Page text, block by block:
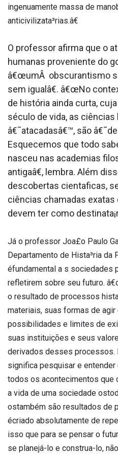
ingenuamente massa de
anticivilizata³rias.â€
O professor afirma que o
humanas proveniente do
â€œumÂ obscurantismo
sem igualâ€. â€œNo
de história ainda curta,
século de vida, as ciências
â€˜atacadasâ€™, são
Esquecemos que todo
nasceu nas academias
antigaâ€, lembra. Além
descobertas cienta­ficas,
ciências chamadas exatas
devem ter como
Já o professor Joa£o Paulo
Departamento de Hista³ria da
éfundamental a s sociedades
refletirem sobre seu futuro.
o resultado de processos
materiais, suas formas de
possibilidades e limites de
suas instituições e seus
derivados desses processos.
significa pesquisar e
todos os acontecimentos que
a vida de uma sociedade
ostambém são resultados de
écriado absolutamente de
isso que para se pensar o
se planejá-lo e construa­-lo,